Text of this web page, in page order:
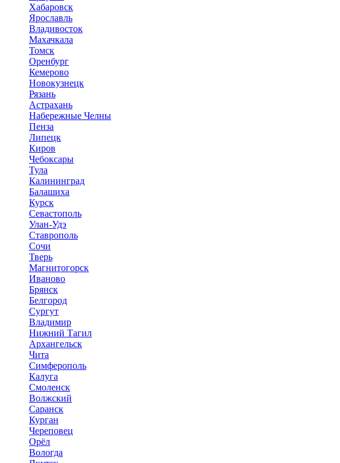
Хабаровск
Ярославль
Владивосток
Махачкала
Томск
Оренбург
Кемерово
Новокузнецк
Рязань
Астрахань
Набережные Челны
Пенза
Липецк
Киров
Чебоксары
Тула
Калининград
Балашиха
Курск
Севастополь
Улан-Удэ
Ставрополь
Сочи
Тверь
Магнитогорск
Иваново
Брянск
Белгород
Сургут
Владимир
Нижний Тагил
Архангельск
Чита
Симферополь
Калуга
Смоленск
Волжский
Саранск
Курган
Череповец
Орёл
Вологда